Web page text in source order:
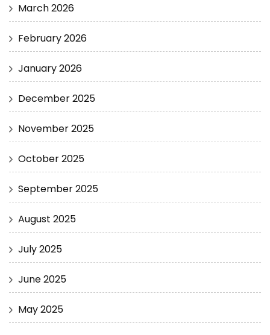
March 2026
February 2026
January 2026
December 2025
November 2025
October 2025
September 2025
August 2025
July 2025
June 2025
May 2025